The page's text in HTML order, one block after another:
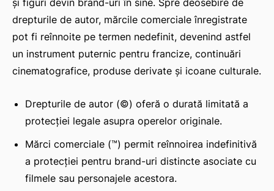
și figuri devin brand-uri în sine. Spre deosebire de
drepturile de autor, mărcile comerciale înregistrate
pot fi reînnoite pe termen nedefinit, devenind astfel
un instrument puternic pentru francize, continuări
cinematografice, produse derivate și icoane culturale.
Drepturile de autor (©) oferă o durată limitată a
protecției legale asupra operelor originale.
Mărci comerciale (™) permit reînnoirea indefinitivă
a protecției pentru brand-uri distincte asociate cu
filmele sau personajele acestora.